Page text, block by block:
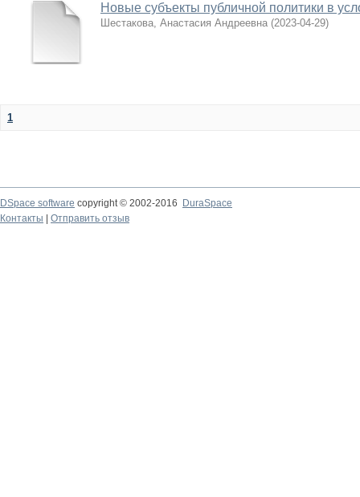
Новые субъекты публичной политики в
Шестакова, Анастасия Андреевна (2023-04-29)
1
DSpace software copyright © 2002-2016
DuraSpace
Контакты
Отправить отзыв